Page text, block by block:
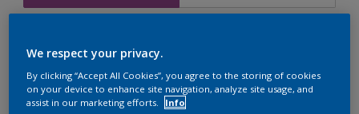
We respect your privacy.
By clicking “Accept All Cookies”, you agree to the storing of cookies
on your device to enhance site navigation, analyze site usage, and
assist in our marketing efforts.
Info